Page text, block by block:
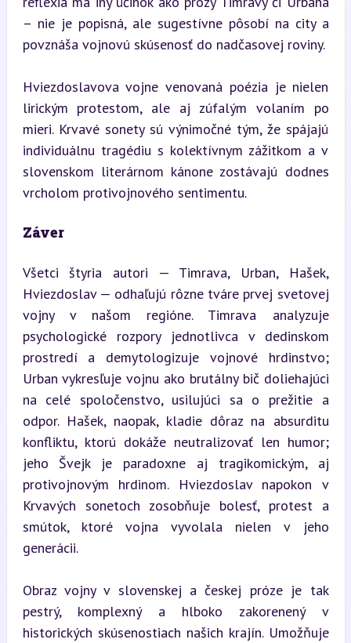
– nie je popisná, ale sugestívne pôsobí na city a
povznáša vojnovú skúsenosť do nadčasovej roviny.
Hviezdoslavova vojne venovaná poézia je nielen
lirickým protestom, ale aj zúfalým volaním po
mieri. Krvavé sonety sú výnimočné tým, že spájajú
individuálnu tragédiu s kolektívnym zážitkom a v
slovenskom literárnom kánone zostávajú dodnes
vrcholom protivojnového sentimentu.
Záver
Všetci štyria autori — Timrava, Urban, Hašek,
Hviezdoslav — odhaľujú rôzne tváre prvej svetovej
vojny v našom regióne. Timrava analyzuje
psychologické rozpory jednotlivca v dedinskom
prostredí a demytologizuje vojnové hrdinstvo;
Urban vykresľuje vojnu ako brutálny bič doliehajúci
na celé spoločenstvo, usilujúci sa o prežitie a
odpor. Hašek, naopak, kladie dôraz na absurditu
konfliktu, ktorú dokáže neutralizovať len humor;
jeho Švejk je paradoxne aj tragikomickým, aj
protivojnovým hrdinom. Hviezdoslav napokon v
Krvavých sonetoch zosobňuje bolesť, protest a
smútok, ktoré vojna vyvolala nielen v jeho
generácii.
Obraz vojny v slovenskej a českej próze je tak
pestrý, komplexný a hlboko zakorenený v
historických skúsenostiach našich krajín. Umožňuje